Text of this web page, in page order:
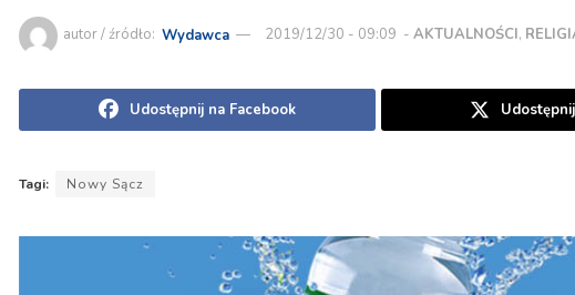
autor / źródło: Wydawca 2019/12/30 - 09:09 - AKTUALNOŚCI,
Udostępnij na Facebook
Tagi: Nowy Sącz